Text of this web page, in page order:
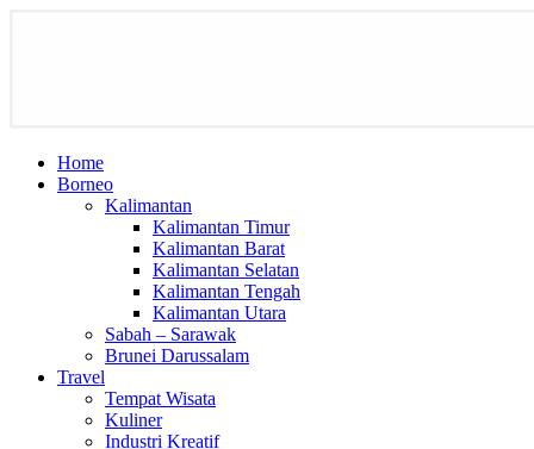
Home
Borneo
Kalimantan
Kalimantan Timur
Kalimantan Barat
Kalimantan Selatan
Kalimantan Tengah
Kalimantan Utara
Sabah – Sarawak
Brunei Darussalam
Travel
Tempat Wisata
Kuliner
Industri Kreatif